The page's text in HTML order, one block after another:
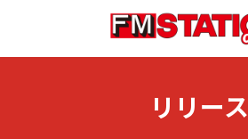
ン
ー
リリース